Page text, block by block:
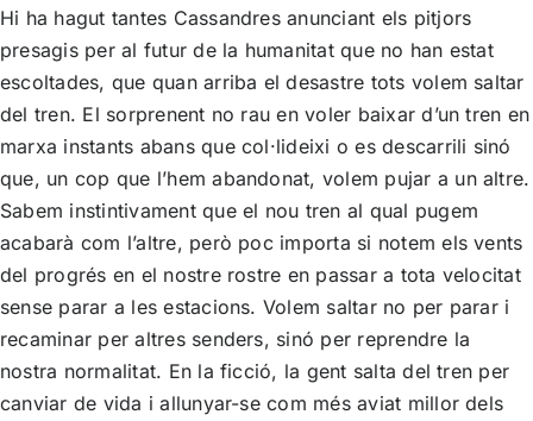
Hi ha hagut tantes Cassandres anunciant els pitjors
presagis per al futur de la humanitat que no han estat
escoltades, que quan arriba el desastre tots volem saltar
del tren. El sorprenent no rau en voler baixar d’un tren en
marxa instants abans que col·lideixi o es descarrili sinó
que, un cop que l’hem abandonat, volem pujar a un altre.
Sabem instintivament que el nou tren al qual pugem
acabarà com l’altre, però poc importa si notem els vents
del progrés en el nostre rostre en passar a tota velocitat
sense parar a les estacions. Volem saltar no per parar i
recaminar per altres senders, sinó per reprendre la
nostra normalitat. En la ficció, la gent salta del tren per
canviar de vida i allunyar-se com més aviat millor dels